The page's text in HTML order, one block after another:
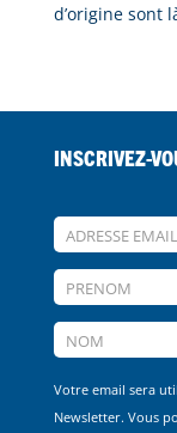
d’origine sont
Inscrivez-
Votre email sera
Newsletter. Vous